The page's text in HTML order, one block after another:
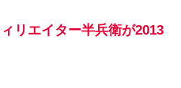
リエイター半兵衛が2013